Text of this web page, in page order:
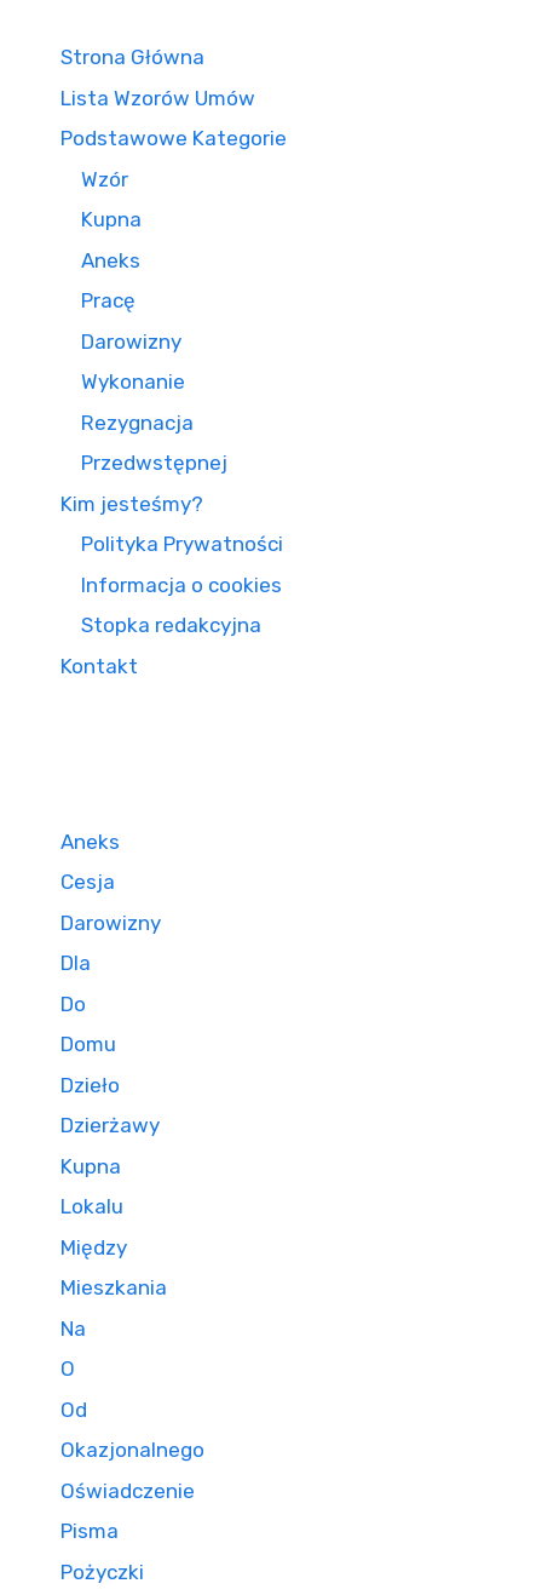
Strona Główna
Lista Wzorów Umów
Podstawowe Kategorie
Wzór
Kupna
Aneks
Pracę
Darowizny
Wykonanie
Rezygnacja
Przedwstępnej
Kim jesteśmy?
Polityka Prywatności
Informacja o cookies
Stopka redakcyjna
Kontakt
Aneks
Cesja
Darowizny
Dla
Do
Domu
Dzieło
Dzierżawy
Kupna
Lokalu
Między
Mieszkania
Na
O
Od
Okazjonalnego
Oświadczenie
Pisma
Pożyczki